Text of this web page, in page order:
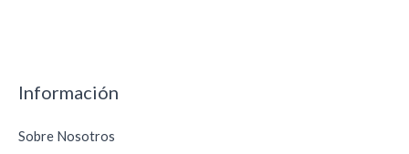
Información
Sobre Nosotros